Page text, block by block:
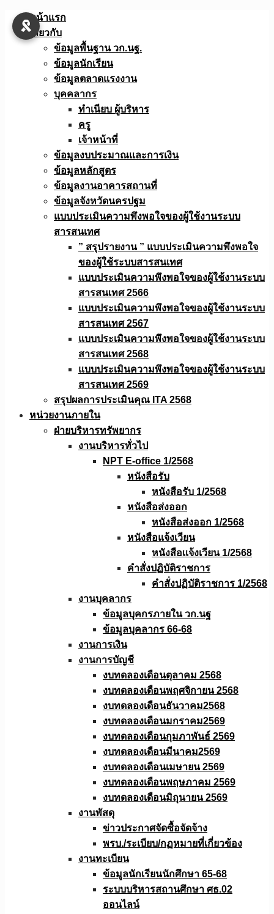
Skip
หน้าแรก
เกี่ยวกับ
ข้อมูลพื้นฐาน วก.นฐ.
ข้อมูลนักเรียน
ข้อมูลตลาดแรงงาน
บุคคลากร
ทำเนียบ ผู้บริหาร
ครู
เจ้าหน้าที่
ข้อมูลงบประมาณเเละการเงิน
ข้อมูลหลักสูตร
ข้อมูลงานอาคารสถานที่
ข้อมูลจังหวัดนครปฐม
แบบประเมินความพึงพอใจของผู้ใช้งานระบบ
สารสนเทศ
” สรุปรายงาน ” แบบประเมินความพึงพอใจ
ของผู้ใช้ระบบสารสนเทศ
แบบประเมินความพึงพอใจของผู้ใช้งานระบบ
สารสนเทศ 2566
แบบประเมินความพึงพอใจของผู้ใช้งานระบบ
สารสนเทศ 2567
แบบประเมินความพึงพอใจของผู้ใช้งานระบบ
สารสนเทศ 2568
แบบประเมินความพึงพอใจของผู้ใช้งานระบบ
สารสนเทศ 2569
สรุปผลการประเมินคุณ ITA 2568
หน่วยงานภายใน
ฝ่ายบริหารทรัพยากร
งานบริหารทั่วไป
NPT E-office 1/2568
หนังสือรับ
หนังสือรับ 1/2568
หนังสือส่งออก
หนังสือส่งออก 1/2568
หนังสือแจ้งเวียน
หนังสือเเจ้งเวียน 1/2568
คำสั่งปฏิบัติราชการ
คำสั่งปฏิบัติราชการ 1/2568
งานบุคลากร
ข้อมูลบุคกรภายใน วก.นฐ
ข้อมูลบุคลากร 66-68
งานการเงิน
งานการบัญชี
งบทดลองเดือนตุลาคม 2568
งบทดลองเดือนพฤศจิกายน 2568
งบทดลองเดือนธันวาคม2568
งบทดลองเดือนมกราคม2569
งบทดลองเดือนกุมภาพันธ์ 2569
งบทดลองเดือนมีนาคม2569
งบทดลองเดือนเมษายน 2569
งบทดลองเดือนพฤษภาคม 2569
งบทดลองเดือนมิถุนายน 2569
งานพัสดุ
ข่าวประกาศจัดซื้อจัดจ้าง
พรบ./ระเบียบ/กฏหมายที่เกี่ยวข้อง
งานทะเบียน
ข้อมูลนักเรียนนักศึกษา 65-68
ระบบบริหารสถานศึกษา ศธ.02
ออนไลน์